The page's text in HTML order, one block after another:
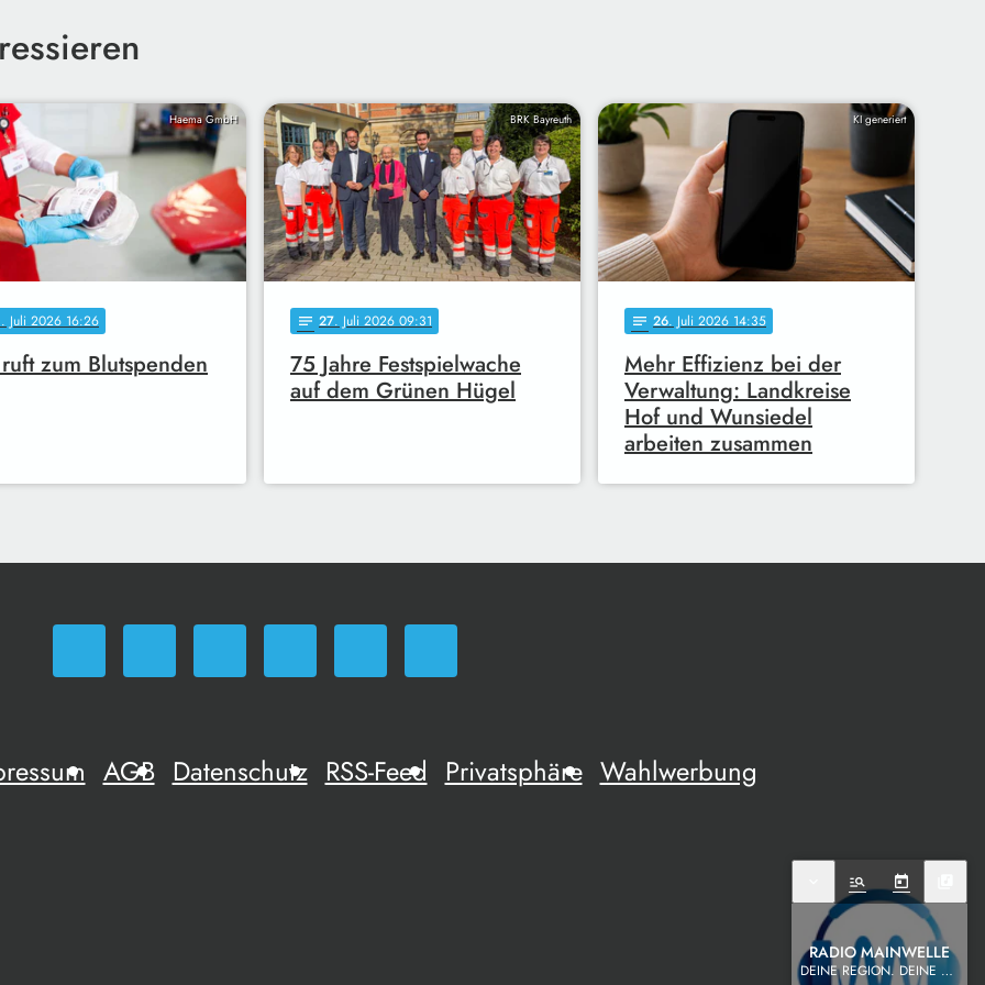
Haema GmbH
. Juli 2026 16:26
zum Blutspenden
BRK Bayreuth
notes 27. Juli 2026 09:31
75 Jahre Festspielwache
auf dem Grünen Hügel
KI generiert
notes 26. Juli 2026 14:35
Mehr Effizienz bei der
Verwaltung: Landkreise
Hof und Wunsiedel
arbeiten zusammen
AGB Datenschutz RSS-Feed Privatsphäre Wahlwerbung
manage_search today
RADIO MAINWELLE
DEINE REGION. DEINE MUSIK.